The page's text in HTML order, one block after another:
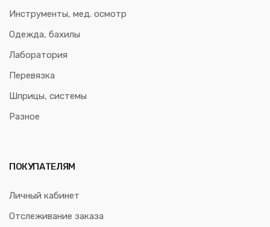
Инструменты, мед. осмотр
Одежда, бахилы
Лаборатория
Перевязка
Шприцы, системы
Разное
ПОКУПАТЕЛЯМ
Личный кабинет
Отслеживание заказа